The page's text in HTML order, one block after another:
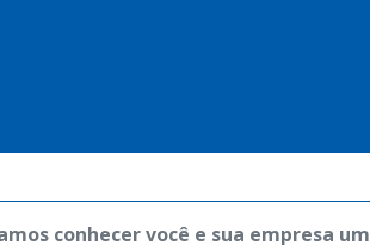
conhecer você e sua empresa um